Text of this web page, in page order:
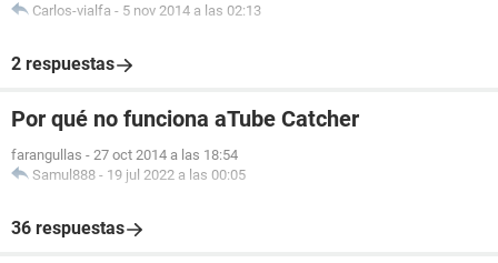
Carlos-vialfa - 5 nov 2014 a las 02:13
2 respuestas
Por qué no funciona aTube Catcher
farangullas - 27 oct 2014 a las 18:54
Samul888 - 19 jul 2022 a las 00:05
36 respuestas